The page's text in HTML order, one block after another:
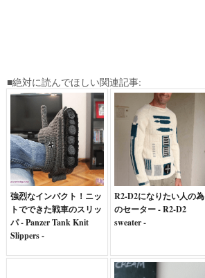
■絶対に読んでほしい関連記事:
強烈なインパクト！ニッ
トでできた戦車のスリッ
パ - Panzer Tank Knit
Slippers -
R2-D2になりたい人の為
のセーター - R2-D2
sweater -